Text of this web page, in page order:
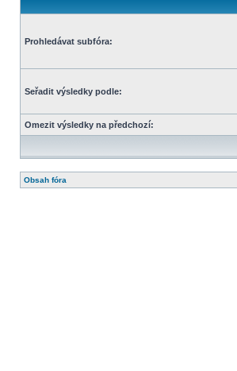
Prohledávat subfóra:
Seřadit výsledky podle:
Omezit výsledky na předchozí:
Obsah fóra